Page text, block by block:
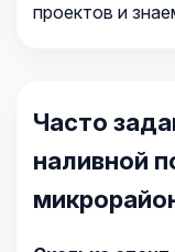
проектов и
Часто
наливной